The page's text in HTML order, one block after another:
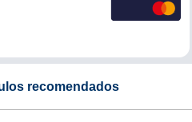
recomendados